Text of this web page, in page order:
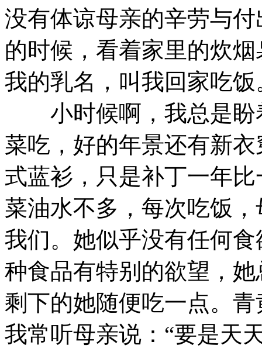
没有体谅母亲的辛劳与
的时候，看着家里的炊
我的乳名，叫我回家吃饭
小时候啊，我总是盼
菜吃，好的年景还有新
式蓝衫，只是补丁一年
菜油水不多，每次吃饭
我们。她似乎没有任何
种食品有特别的欲望，
剩下的她随便吃一点。
我常听母亲说：“要是天